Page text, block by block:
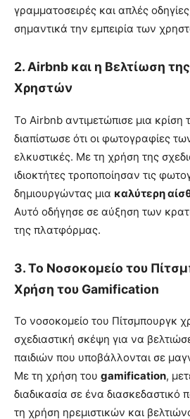
γραμματοσειρές και απλές
σημαντικά την εμπειρία των
2.Airbnb και η Βελτίωση
Χρηστών
Το Airbnb αντιμετώπισε μια κρίση
διαπίστωσε ότι οι φωτογραφίες
ελκυστικές. Με τη χρήση της
ιδιοκτήτες τροποποίησαν τις
δημιουργώντας μια καλύτερη
Αυτό οδήγησε σε αύξηση των
της πλατφόρμας.
3.Το Νοσοκομείο του
Χρήση του Gamification
Το νοσοκομείο του Πίτσμπουργκ
σχεδιαστική σκέψη για να
παιδιών που υποβάλλονται σε
Με τη χρήση του gamification,
διαδικασία σε ένα διασκεδαστικό
τη χρήση ηρεμιστικών και